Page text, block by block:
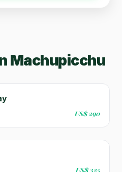
Machupicchu
US$ 290
US$ 325